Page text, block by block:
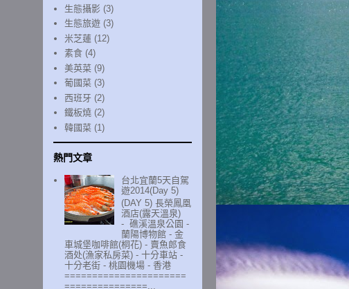
生態攝影 (3)
生態旅遊 (3)
米芝蓮 (12)
素食 (4)
美英菜 (9)
葡國菜 (3)
西班牙 (2)
鐵板燒 (2)
韓國菜 (1)
熱門文章
台北宜蘭5天自駕
遊2014(Day 5)
(DAY 5) 長榮鳳凰
酒店(露天溫泉)
- 礁溪溫泉公園 -
蘭陽博物館 - 金
車城堡咖啡館(桐花) - 賣魚郎食
酒处(漁家私房菜) - 十分車站 -
十分老街 - 桃園機場 - 香港
======================
===============...